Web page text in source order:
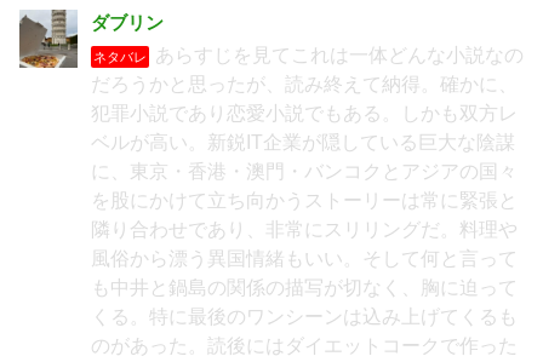
ダブリン
ネタバレ
あらすじを見てこれは一体どんな小説なの
だろうかと思ったが、読み終えて納得。確かに、
犯罪小説であり恋愛小説でもある。しかも双方レ
ベルが高い。新鋭IT企業が隠している巨大な陰謀
に、東京・香港・澳門・バンコクとアジアの国々
を股にかけて立ち向かうストーリーは常に緊張と
隣り合わせであり、非常にスリリングだ。料理や
風俗から漂う異国情緒もいい。そして何と言って
も中井と鍋島の関係の描写が切なく、胸に迫って
くる。特に最後のワンシーンは込み上げてくるも
のがあった。読後にはダイエットコークで作った